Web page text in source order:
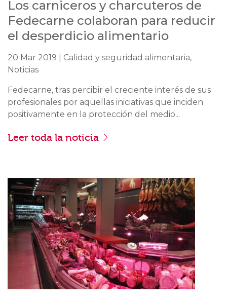
Los carniceros y charcuteros de
Fedecarne colaboran para reducir
el desperdicio alimentario
20 Mar 2019 | Calidad y seguridad alimentaria,
Noticias
Fedecarne, tras percibir el creciente interés de sus
profesionales por aquellas iniciativas que inciden
positivamente en la protección del medio...
Leer toda la noticia